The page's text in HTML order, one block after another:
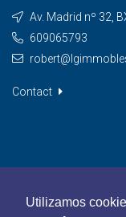
Utilizamos
Av. Madrid nº 32,
609065793
Contact